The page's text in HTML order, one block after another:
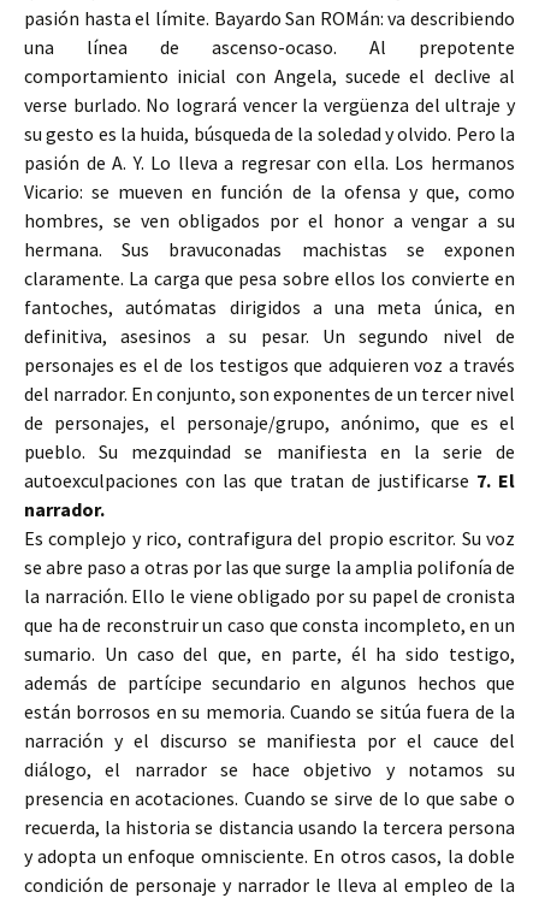
pasión hasta el límite. Bayardo San ROMán: va describiendo
una línea de ascenso-ocaso. Al prepotente
comportamiento inicial con Angela, sucede el declive al
verse burlado. No logrará vencer la vergüenza del ultraje y
su gesto es la huida, búsqueda de la soledad y olvido. Pero la
pasión de A. Y. Lo lleva a regresar con ella. Los hermanos
Vicario: se mueven en función de la ofensa y que, como
hombres, se ven obligados por el honor a vengar a su
hermana. Sus bravuconadas machistas se exponen
claramente. La carga que pesa sobre ellos los convierte en
fantoches, autómatas dirigidos a una meta única, en
definitiva, asesinos a su pesar. Un segundo nivel de
personajes es el de los testigos que adquieren voz a través
del narrador. En conjunto, son exponentes de un tercer nivel
de personajes, el personaje/grupo, anónimo, que es el
pueblo. Su mezquindad se manifiesta en la serie de
autoexculpaciones con las que tratan de justificarse 7. El
narrador.
Es complejo y rico, contrafigura del propio escritor. Su voz
se abre paso a otras por las que surge la amplia polifonía de
la narración. Ello le viene obligado por su papel de cronista
que ha de reconstruir un caso que consta incompleto, en un
sumario. Un caso del que, en parte, él ha sido testigo,
además de partícipe secundario en algunos hechos que
están borrosos en su memoria. Cuando se sitúa fuera de la
narración y el discurso se manifiesta por el cauce del
diálogo, el narrador se hace objetivo y notamos su
presencia en acotaciones. Cuando se sirve de lo que sabe o
recuerda, la historia se distancia usando la tercera persona
y adopta un enfoque omnisciente. En otros casos, la doble
condición de personaje y narrador le lleva al empleo de la